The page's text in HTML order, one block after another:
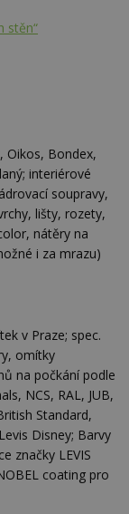
stěn“
Oikos, Bondex,
interiérové
soupravy,
lišty, rozety,
nátěry na
i za mrazu)
v Praze; spec.
omítky
na počkání podle
NCS, RAL, JUB,
Standard,
Disney; Barvy
značky LEVIS
coating pro